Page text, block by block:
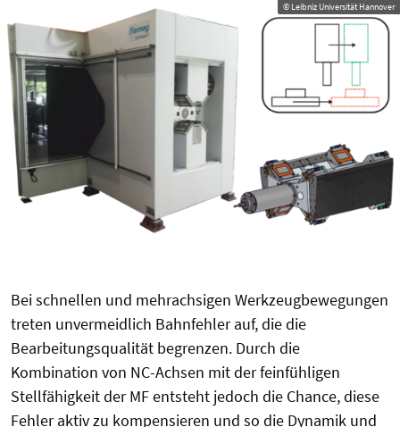
© Leibniz Universität Hannover
Bei schnellen und mehrachsigen Werkzeugbewegungen
treten unvermeidlich Bahnfehler auf, die die
Bearbeitungsqualität begrenzen. Durch die
Kombination von NC-Achsen mit der feinfühligen
Stellfähigkeit der MF entsteht jedoch die Chance, diese
Fehler aktiv zu kompensieren und so die Dynamik und